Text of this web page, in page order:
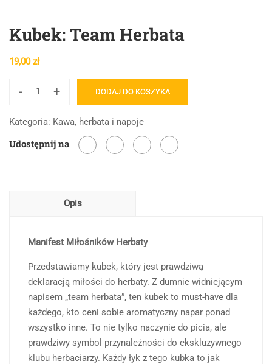
Kubek: Team Herbata
19,00zł
-
ilość
Herbata
+ DODAJ DO KOSZYKA
Kategoria: Kawa, herbata i napoje
Udostępnij na
Opis
Manifest Miłośników Herbaty
Przedstawiamy kubek, który jest prawdziwą
deklaracją miłości do herbaty. Z dumnie widniejącym
napisem „team herbata”, ten kubek to must-have dla
każdego, kto ceni sobie aromatyczny napar ponad
wszystko inne. To nie tylko naczynie do picia, ale
prawdziwy symbol przynależności do ekskluzywnego
klubu herbaciarzy. Każdy łyk z tego kubka to jak